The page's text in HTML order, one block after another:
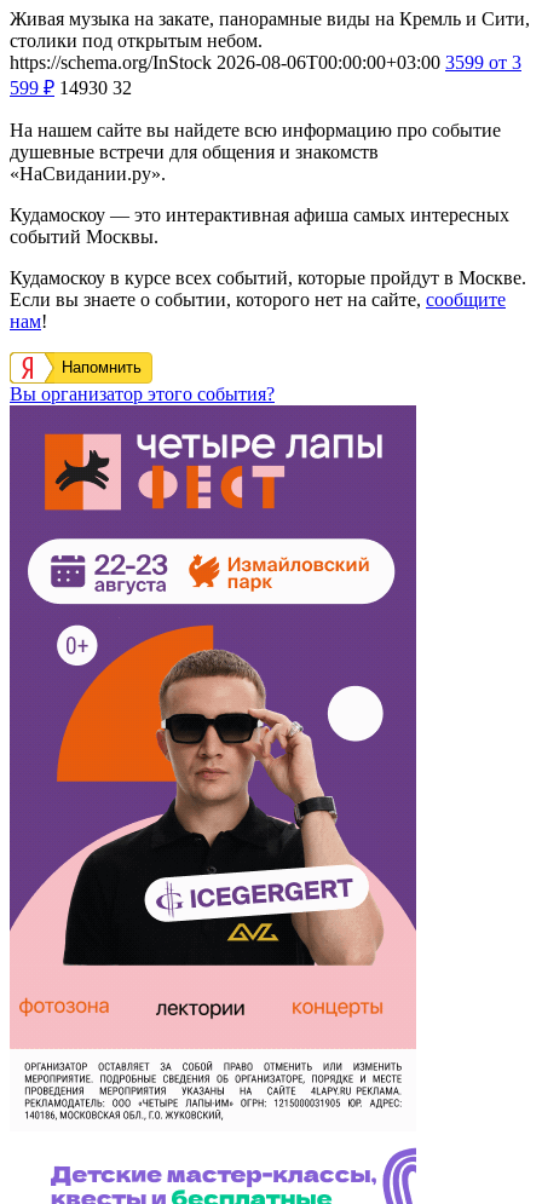
Живая музыка на закате, панорамные виды на Кремль и Сити,
столики под открытым небом.
https://schema.org/InStock 2026-08-06T00:00:00+03:00 3599 от 3
599 ₽ 14930 32
На нашем сайте вы найдете всю информацию про событие
душевные встречи для общения и знакомств
«НаСвидании.ру».
Кудамоскоу — это интерактивная афиша самых интересных
событий Москвы.
Кудамоскоу в курсе всех событий, которые пройдут в Москве.
Если вы знаете о событии, которого нет на сайте, сообщите
нам!
Напомнить
Вы организатор этого события?